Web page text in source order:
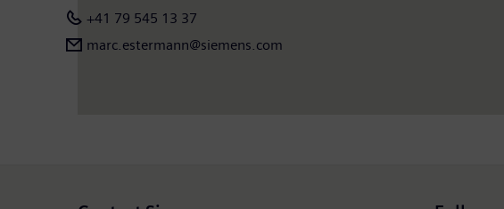
+41 79 545 13 37
marc.estermann@siemens.com